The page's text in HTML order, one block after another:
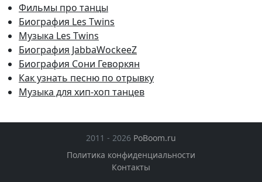
Фильмы про танцы
Биография Les Twins
Музыка Les Twins
Биография JabbaWockeeZ
Биография Сони Геворкян
Как узнать песню по отрывку
Музыка для хип-хоп танцев
2011 - 2026 PoBoom.ru
Политика конфиденциальности
Контакты